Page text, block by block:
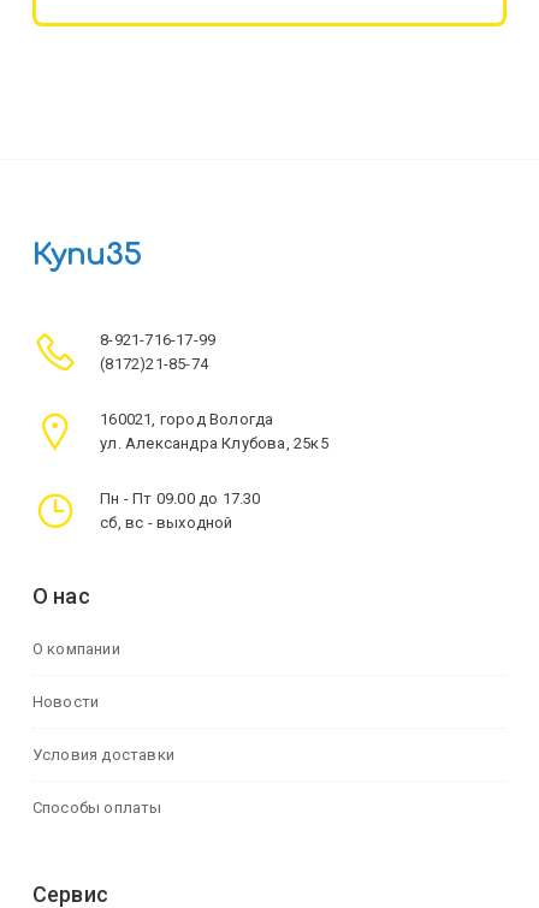
Купи35
8-921-716-17-99
(8172)21-85-74
160021, город Вологда
ул. Александра Клубова, 25к5
Пн - Пт 09.00 до 17.30
сб, вс - выходной
О нас
О компании
Новости
Условия доставки
Способы оплаты
Сервис